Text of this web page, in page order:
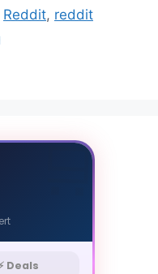
Reddit, reddit
🛒
Deals